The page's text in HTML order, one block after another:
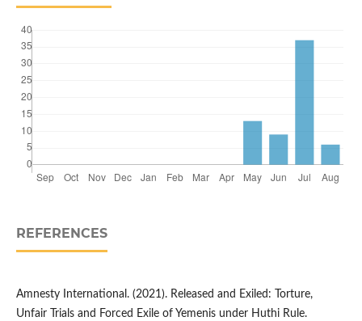
REFERENCES
Amnesty International. (2021). Released and Exiled: Torture,
Unfair Trials and Forced Exile of Yemenis under Huthi Rule.